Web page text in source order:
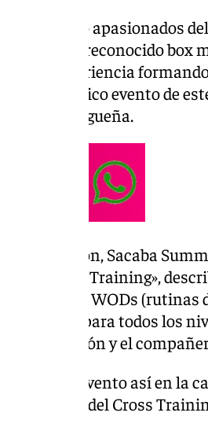
de cinco apasionados
del reconocido box
de experiencia
como el único evento de
malagueña.
competición, Sacaba
del Cross Training»,
que «habrá WODs
categorías para todos los
la pasión y el
sin un evento así en la
referente del Cross